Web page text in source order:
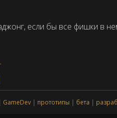
если бы все фишки в
GameDev прототипы бета